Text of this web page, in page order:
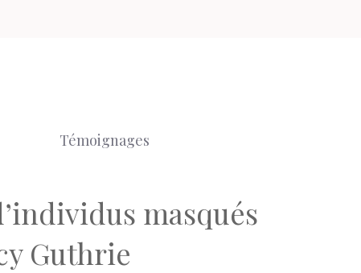
Témoignages
masqués
Guthrie